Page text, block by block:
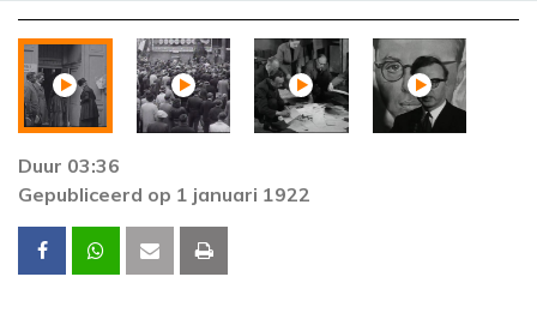
Duur 03:36
Gepubliceerd op 1 januari 1922